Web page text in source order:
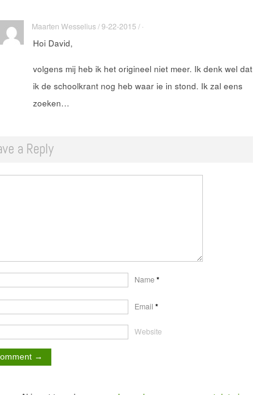
Maarten Wesselius / 9-22-2015 / ·
Hoi David,
volgens mij heb ik het origineel niet meer. Ik denk wel dat
ik de schoolkrant nog heb waar ie in stond. Ik zal eens
zoeken…
a Reply
Name*
Email *
Website